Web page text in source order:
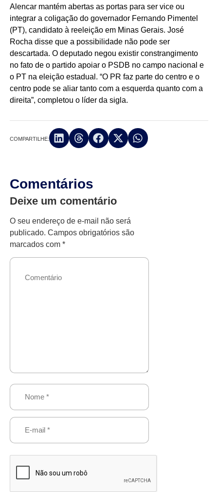
Alencar mantém abertas as portas para ser vice ou
integrar a coligação do governador Fernando Pimentel
(PT), candidato à reeleição em Minas Gerais. José
Rocha disse que a possibilidade não pode ser
descartada. O deputado negou existir constrangimento
no fato de o partido apoiar o PSDB no campo nacional e
o PT na eleição estadual. “O PR faz parte do centro e o
centro pode se aliar tanto com a esquerda quanto com a
direita”, completou o líder da sigla.
COMPARTILHE:
Comentários
Deixe um comentário
O seu endereço de e-mail não será
publicado. Campos obrigatórios são
marcados com *